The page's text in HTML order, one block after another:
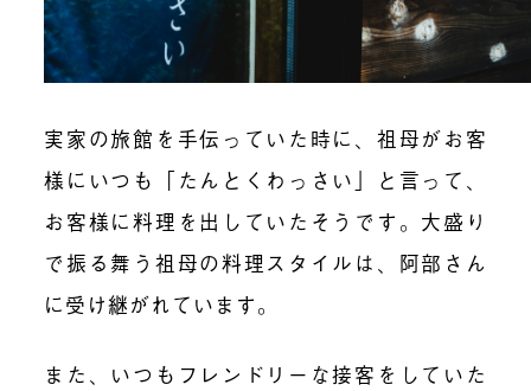
実家の旅館を手伝っていた時に、祖母がお客
様にいつも「たんとくわっさい」と言って、
お客様に料理を出していたそうです。大盛り
で振る舞う祖母の料理スタイルは、阿部さん
に受け継がれています。
また、いつもフレンドリーな接客をしていた